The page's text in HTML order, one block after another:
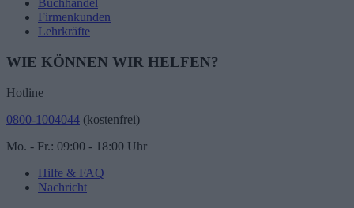
Buchhandel
Firmenkunden
Lehrkräfte
WIE KÖNNEN WIR HELFEN?
Hotline
0800-1004044 (kostenfrei)
Mo. - Fr.: 09:00 - 18:00 Uhr
Hilfe & FAQ
Nachricht